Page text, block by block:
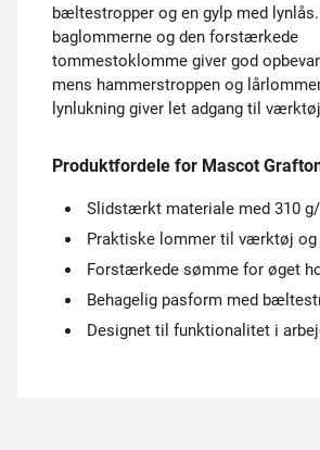
bæltestropper og en gylp med
baglommerne og den forstærkede
tommestoklomme giver god
mens hammerstroppen og
lynlukning giver let adgang til
Produktfordele for Mascot
Slidstærkt materiale med 310 g/
Praktiske lommer til værktøj og
Forstærkede sømme for øget
Behagelig pasform med
Designet til funktionalitet i